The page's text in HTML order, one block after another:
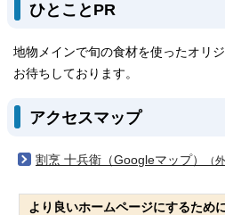
ひとことPR
地物メインで旬の食材を使ったオリ
お待ちしております。
アクセスマップ
割烹 十兵衛（Googleマップ） （
より良いホームページにするため